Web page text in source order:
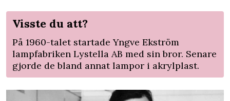
Visste du att?
På 1960-talet startade Yngve Ekström
lampfabriken Lystella AB med sin bror. Senare
gjorde de bland annat lampor i akrylplast.